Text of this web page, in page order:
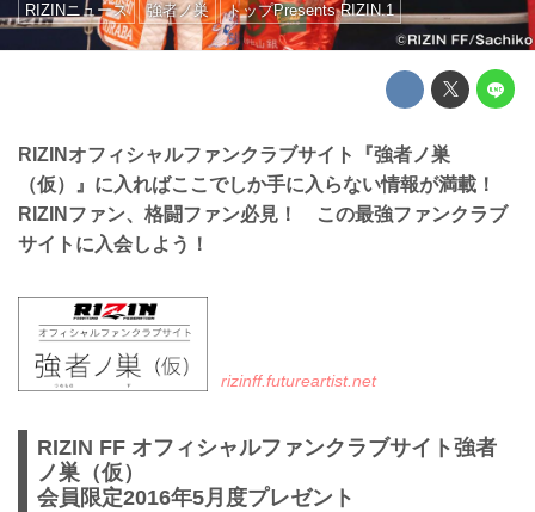
RIZINニュース 強者ノ巣 トップPresents RIZIN.1
RIZINオフィシャルファンクラブサイト『強者ノ巣
（仮）』に入ればここでしか手に入らない情報が満載！
RIZINファン、格闘ファン必見！ この最強ファンクラブ
サイトに入会しよう！
rizinff.futureartist.net
RIZIN FF オフィシャルファンクラブサイト強者
ノ巣（仮）
会員限定2016年5月度プレゼント